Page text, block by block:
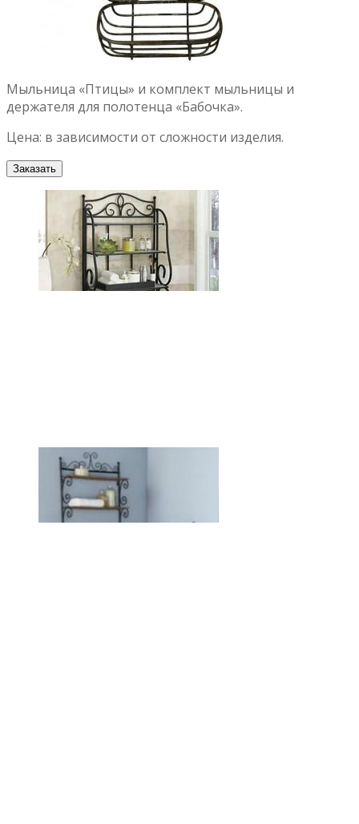
Мыльница «Птицы» и комплект мыльницы и
держателя для полотенца «Бабочка».
Цена: в зависимости от сложности изделия.
Заказать